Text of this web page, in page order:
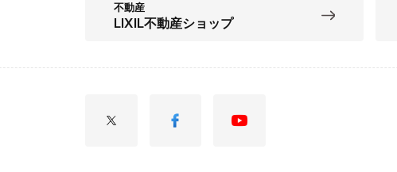
不動産
LIXIL不動産ショップ